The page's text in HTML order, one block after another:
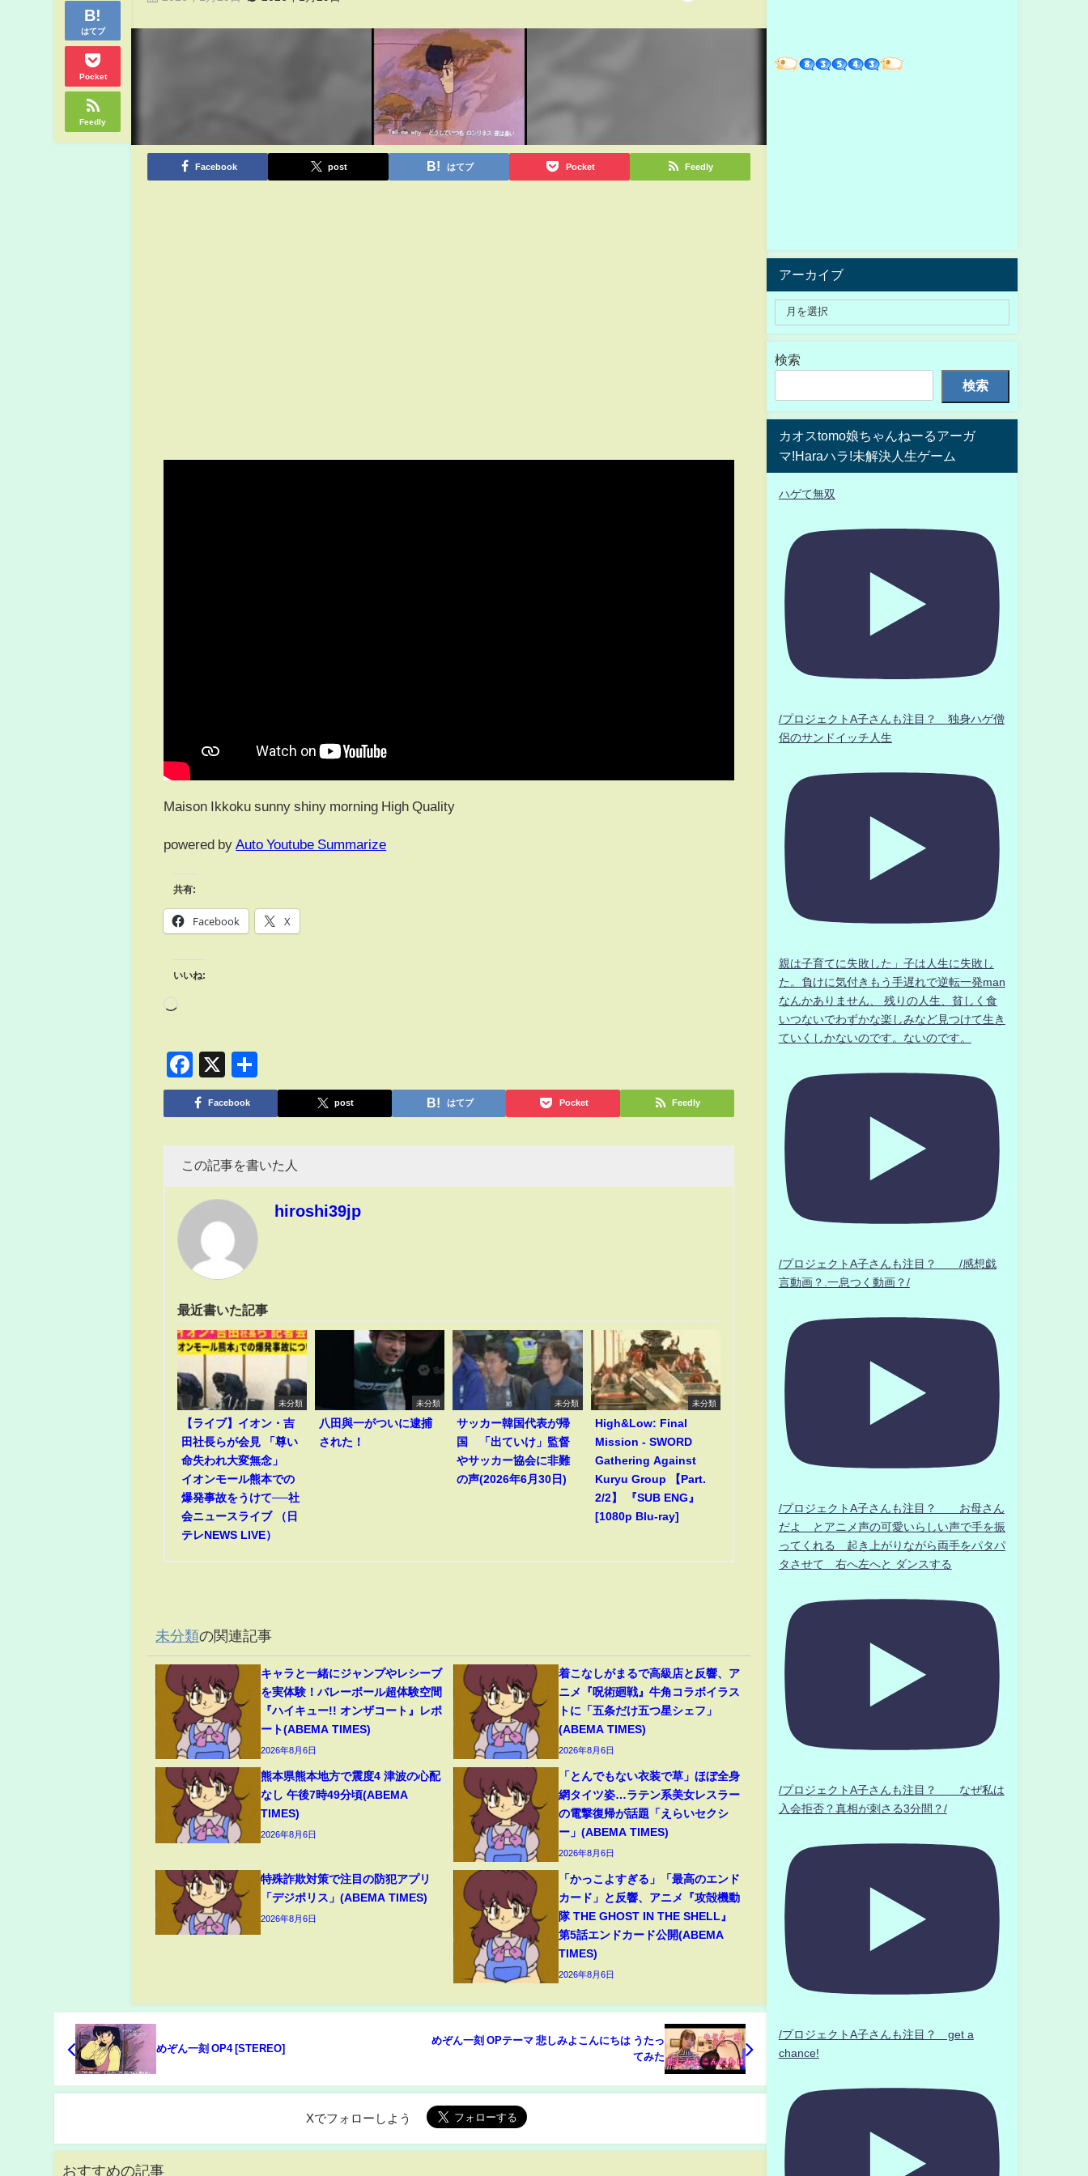
はてブ
Pocket
Feedly
Facebook post はてブ Pocket Feedly
Maison Ikkoku sunny shiny morning High Quality
powered by Auto Youtube Summarize
共有:
Facebook X
いいね:
Facebook
X
有
Facebook post はてブ Pocket Feedly
この記事を書いた人
hiroshi39jp
最近書いた記事
未分類
【ライブ】イオン・吉
田社長らが会見 「尊い
命失われ大変無念」
イオンモール熊本での
爆発事故をうけて──社
会ニュースライブ （日
テレNEWS LIVE）
未分類
八田與一がついに逮捕
された！
未分類
サッカー韓国代表が帰
国 「出ていけ」監督
やサッカー協会に非難
の声(2026年6月30日)
未分類
High&Low: Final
Mission - SWORD
Gathering Against
Kuryu Group 【Part.
2/2】 『SUB ENG』
[1080p Blu-ray]
未分類の関連記事
キャラと一緒にジャンプやレシーブ
を実体験！バレーボール超体験空間
『ハイキュー!! オンザコート』レポ
ート(ABEMA TIMES)
2026年8月6日
着こなしがまるで高級店と反響、ア
ニメ『呪術廻戦』牛角コラボイラス
トに「五条だけ五つ星シェフ」
(ABEMA TIMES)
2026年8月6日
熊本県熊本地方で震度4 津波の心配
なし 午後7時49分頃(ABEMA
TIMES)
2026年8月6日
「とんでもない衣装で草」ほぼ全身
網タイツ姿…ラテン系美女レスラー
の電撃復帰が話題「えらいセクシ
ー」(ABEMA TIMES)
2026年8月6日
特殊詐欺対策で注目の防犯アプリ
「デジポリス」(ABEMA TIMES)
2026年8月6日
「かっこよすぎる」「最高のエンド
カード」と反響、アニメ『攻殻機動
隊 THE GHOST IN THE SHELL』
第5話エンドカード公開(ABEMA
TIMES)
2026年8月6日
めぞん一刻 OP4 [STEREO]
めぞん一刻 OPテーマ 悲しみよこんにちは うたっ
てみた
Xでフォローしよう
おすすめの記事
アーカイブ
検索
検索
カオスtomo娘ちゃんねーるアーガ
マ!Haraハラ!未解決人生ゲーム
ハゲて無双
/プロジェクトA子さんも注目？ 独身ハゲ僧
侶のサンドイッチ人生
親は子育てに失敗した」子は人生に失敗し
た。負けに気付きもう手遅れで逆転一発man
なんかありません、 残りの人生、貧しく食
いつないでわずかな楽しみなど見つけて生き
ていくしかないのです。ないのです。
/プロジェクトA子さんも注目？ /感想戯
言動画？.一息つく動画？/
/プロジェクトA子さんも注目？ お母さん
だよ とアニメ声の可愛いらしい声で手を振
ってくれる 起き上がりながら両手をパタパ
タさせて 右へ左へと ダンスする
/プロジェクトA子さんも注目？ なぜ私は
入会拒否？真相が刺さる3分間？/
/プロジェクトA子さんも注目？ get a
chance!